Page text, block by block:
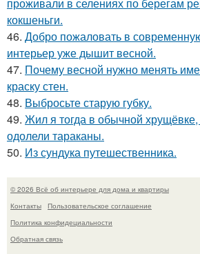
кокшеньги.
46. Добро пожаловать в
интерьер уже дышит весной.
47. Почему весной нужно менять
краску стен.
48. Выбросьте старую губку.
49. Жил я тогда в обычной хрущёвке,
одолели тараканы.
50. Из сундука путешественника.
© 2026 Всё об интерьере для дома и квартиры
Контакты
Пользовательское соглашение
Политика конфидециальности
Обратная связь